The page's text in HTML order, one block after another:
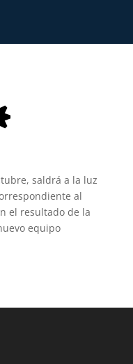
saldrá a la luz
al
el resultado de la
equipo